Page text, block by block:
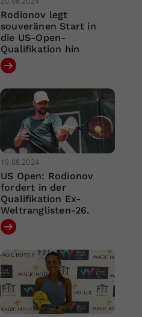
Rodionov legt
souveränen Start in
die US-Open-
Qualifikation hin
19.08.2024
US Open: Rodionov
fordert in der
Qualifikation Ex-
Weltranglisten-26.